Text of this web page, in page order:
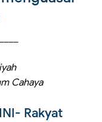
Cahaya
- Rakyat